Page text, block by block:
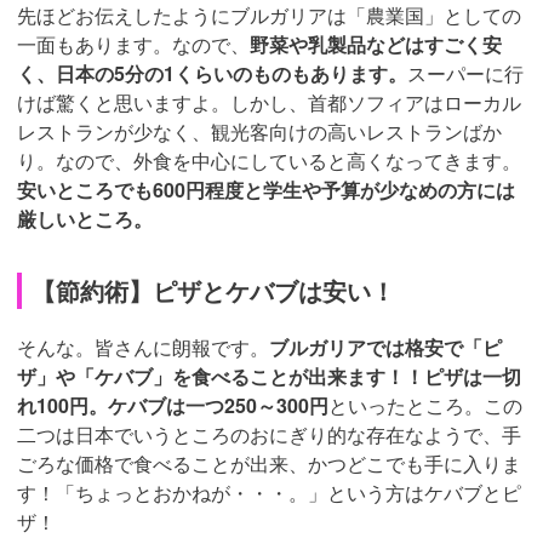
先ほどお伝えしたようにブルガリアは「農業国」としての
一面もあります。なので、 野菜や乳製品などはすごく安
く、日本の5分の1くらいのものもあります。 スーパーに行
けば驚くと思いますよ。しかし、首都ソフィアはローカル
レストランが少なく、観光客向けの高いレストランばか
り。なので、外食を中心にしていると高くなってきます。
安いところでも600円程度と学生や予算が少なめの方には
厳しいところ。
【節約術】ピザとケバブは安い！
そんな。皆さんに朗報です。 ブルガリアでは格安で「ピ
ザ」や「ケバブ」を食べることが出来ます！！ピザは一切
れ100円。ケバブは一つ250～300円といったところ。この
二つは日本でいうところのおにぎり的な存在なようで、手
ごろな価格で食べることが出来、かつどこでも手に入りま
す！「ちょっとおかねが・・・。」という方はケバブとピ
ザ！